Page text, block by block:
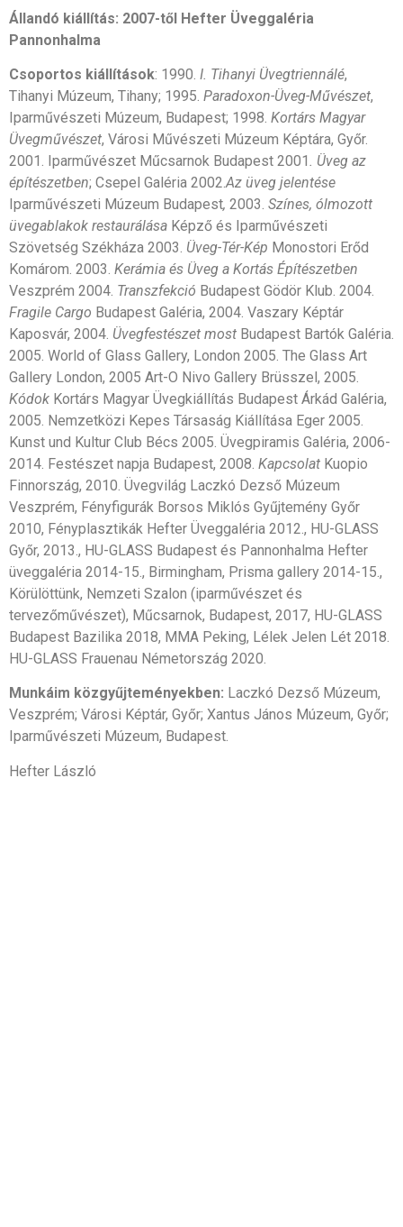
Állandó kiállítás: 2007-től Hefter Üveggaléria
Pannonhalma
Csoportos kiállítások: 1990. I. Tihanyi Üvegtriennálé,
Tihanyi Múzeum, Tihany; 1995. Paradoxon-Üveg-Művészet,
Iparművészeti Múzeum, Budapest; 1998. Kortárs Magyar
Üvegművészet, Városi Művészeti Múzeum Képtára, Győr.
2001. Iparművészet Műcsarnok Budapest 2001. Üveg az
építészetben; Csepel Galéria 2002.Az üveg jelentése
Iparművészeti Múzeum Budapest, 2003. Színes, ólmozott
üvegablakok restaurálása Képző és Iparművészeti
Szövetség Székháza 2003. Üveg-Tér-Kép Monostori Erőd
Komárom. 2003. Kerámia és Üveg a Kortás Építészetben
Veszprém 2004. Transzfekció Budapest Gödör Klub. 2004.
Fragile Cargo Budapest Galéria, 2004. Vaszary Képtár
Kaposvár, 2004. Üvegfestészet most Budapest Bartók Galéria.
2005. World of Glass Gallery, London 2005. The Glass Art
Gallery London, 2005 Art-O Nivo Gallery Brüsszel, 2005.
Kódok Kortárs Magyar Üvegkiállítás Budapest Árkád Galéria,
2005. Nemzetközi Kepes Társaság Kiállítása Eger 2005.
Kunst und Kultur Club Bécs 2005. Üvegpiramis Galéria, 2006-
2014. Festészet napja Budapest, 2008. Kapcsolat Kuopio
Finnország, 2010. Üvegvilág Laczkó Dezső Múzeum
Veszprém, Fényfigurák Borsos Miklós Gyűjtemény Győr
2010, Fényplasztikák Hefter Üveggaléria 2012., HU-GLASS
Győr, 2013., HU-GLASS Budapest és Pannonhalma Hefter
üveggaléria 2014-15., Birmingham, Prisma gallery 2014-15.,
Körülöttünk, Nemzeti Szalon (iparművészet és
tervezőművészet), Műcsarnok, Budapest, 2017, HU-GLASS
Budapest Bazilika 2018, MMA Peking, Lélek Jelen Lét 2018.
HU-GLASS Frauenau Németország 2020.
Munkáim közgyűjteményekben: Laczkó Dezső Múzeum,
Veszprém; Városi Képtár, Győr; Xantus János Múzeum, Győr;
Iparművészeti Múzeum, Budapest.
Hefter László